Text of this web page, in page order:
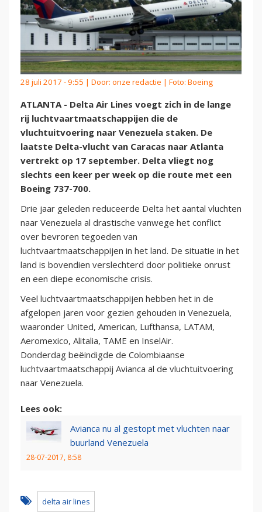
28 juli 2017 - 9:55 | Door: onze redactie | Foto: Boeing
ATLANTA - Delta Air Lines voegt zich in de lange
rij luchtvaartmaatschappijen die de
vluchtuitvoering naar Venezuela staken. De
laatste Delta-vlucht van Caracas naar Atlanta
vertrekt op 17 september. Delta vliegt nog
slechts een keer per week op die route met een
Boeing 737-700.
Drie jaar geleden reduceerde Delta het aantal vluchten
naar Venezuela al drastische vanwege het conflict
over bevroren tegoeden van
luchtvaartmaatschappijen in het land. De situatie in het
land is bovendien verslechterd door politieke onrust
en een diepe economische crisis.
Veel luchtvaartmaatschappijen hebben het in de
afgelopen jaren voor gezien gehouden in Venezuela,
waaronder United, American, Lufthansa, LATAM,
Aeromexico, Alitalia, TAME en InselAir.
Donderdag beëindigde de Colombiaanse
luchtvaartmaatschappij Avianca al de vluchtuitvoering
naar Venezuela.
Lees ook:
Avianca nu al gestopt met vluchten naar
buurland Venezuela
28-07-2017, 8:58
delta air lines